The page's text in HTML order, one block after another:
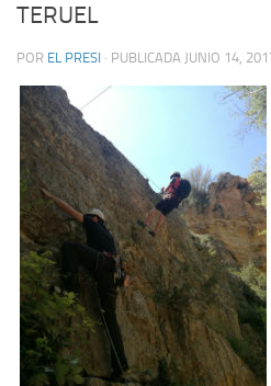
TERUEL
POR EL PRESI · PUBLICADA JUNIO 14,